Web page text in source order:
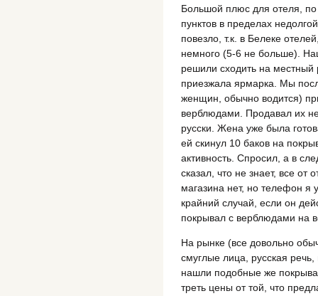
Большой плюс для отеля,
пунктов в пределах
повезло, т.к. в Белеке
немного (5-6 не больше).
решили сходить на местный
приезжала ярмарка. Мы
женщин, обычно водится)
верблюдами. Продавал их
русски. Жена уже была
ей скинул 10 баков на
активность. Спросил, а в
сказал, что не знает, все от
магазина нет, но телефон я
крайний случай, если он
покрывал с верблюдами на
На рынке (все довольно
смуглые лица, русская
нашли подобные же
треть цены от той, что